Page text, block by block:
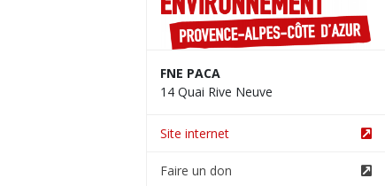
FNE PACA
14 Quai Rive Neuve
Site internet
Faire un don